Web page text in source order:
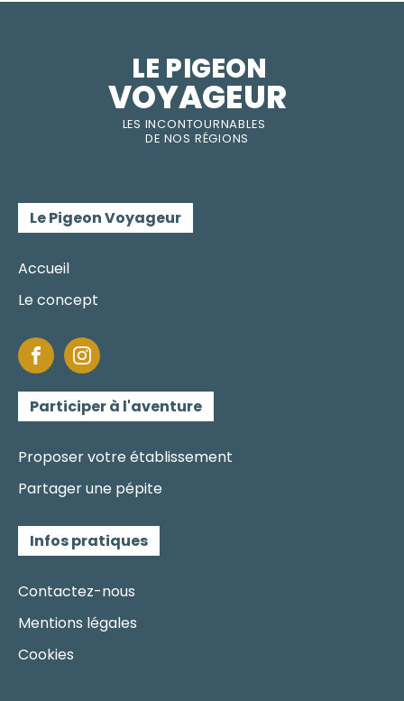
LES INCONTOURNABLES
DE NOS RÉGIONS
LE PIGEON
VOYAGEUR
Le Pigeon Voyageur
Accueil
Le concept
Participer à l'aventure
Proposer votre établissement
Partager une pépite
Infos pratiques
Contactez-nous
Mentions légales
Cookies